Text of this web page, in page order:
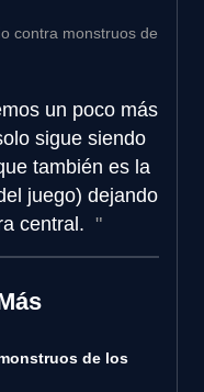
contra monstruos de
un poco más
sigue siendo
también es la
juego) dejando
central.
de los